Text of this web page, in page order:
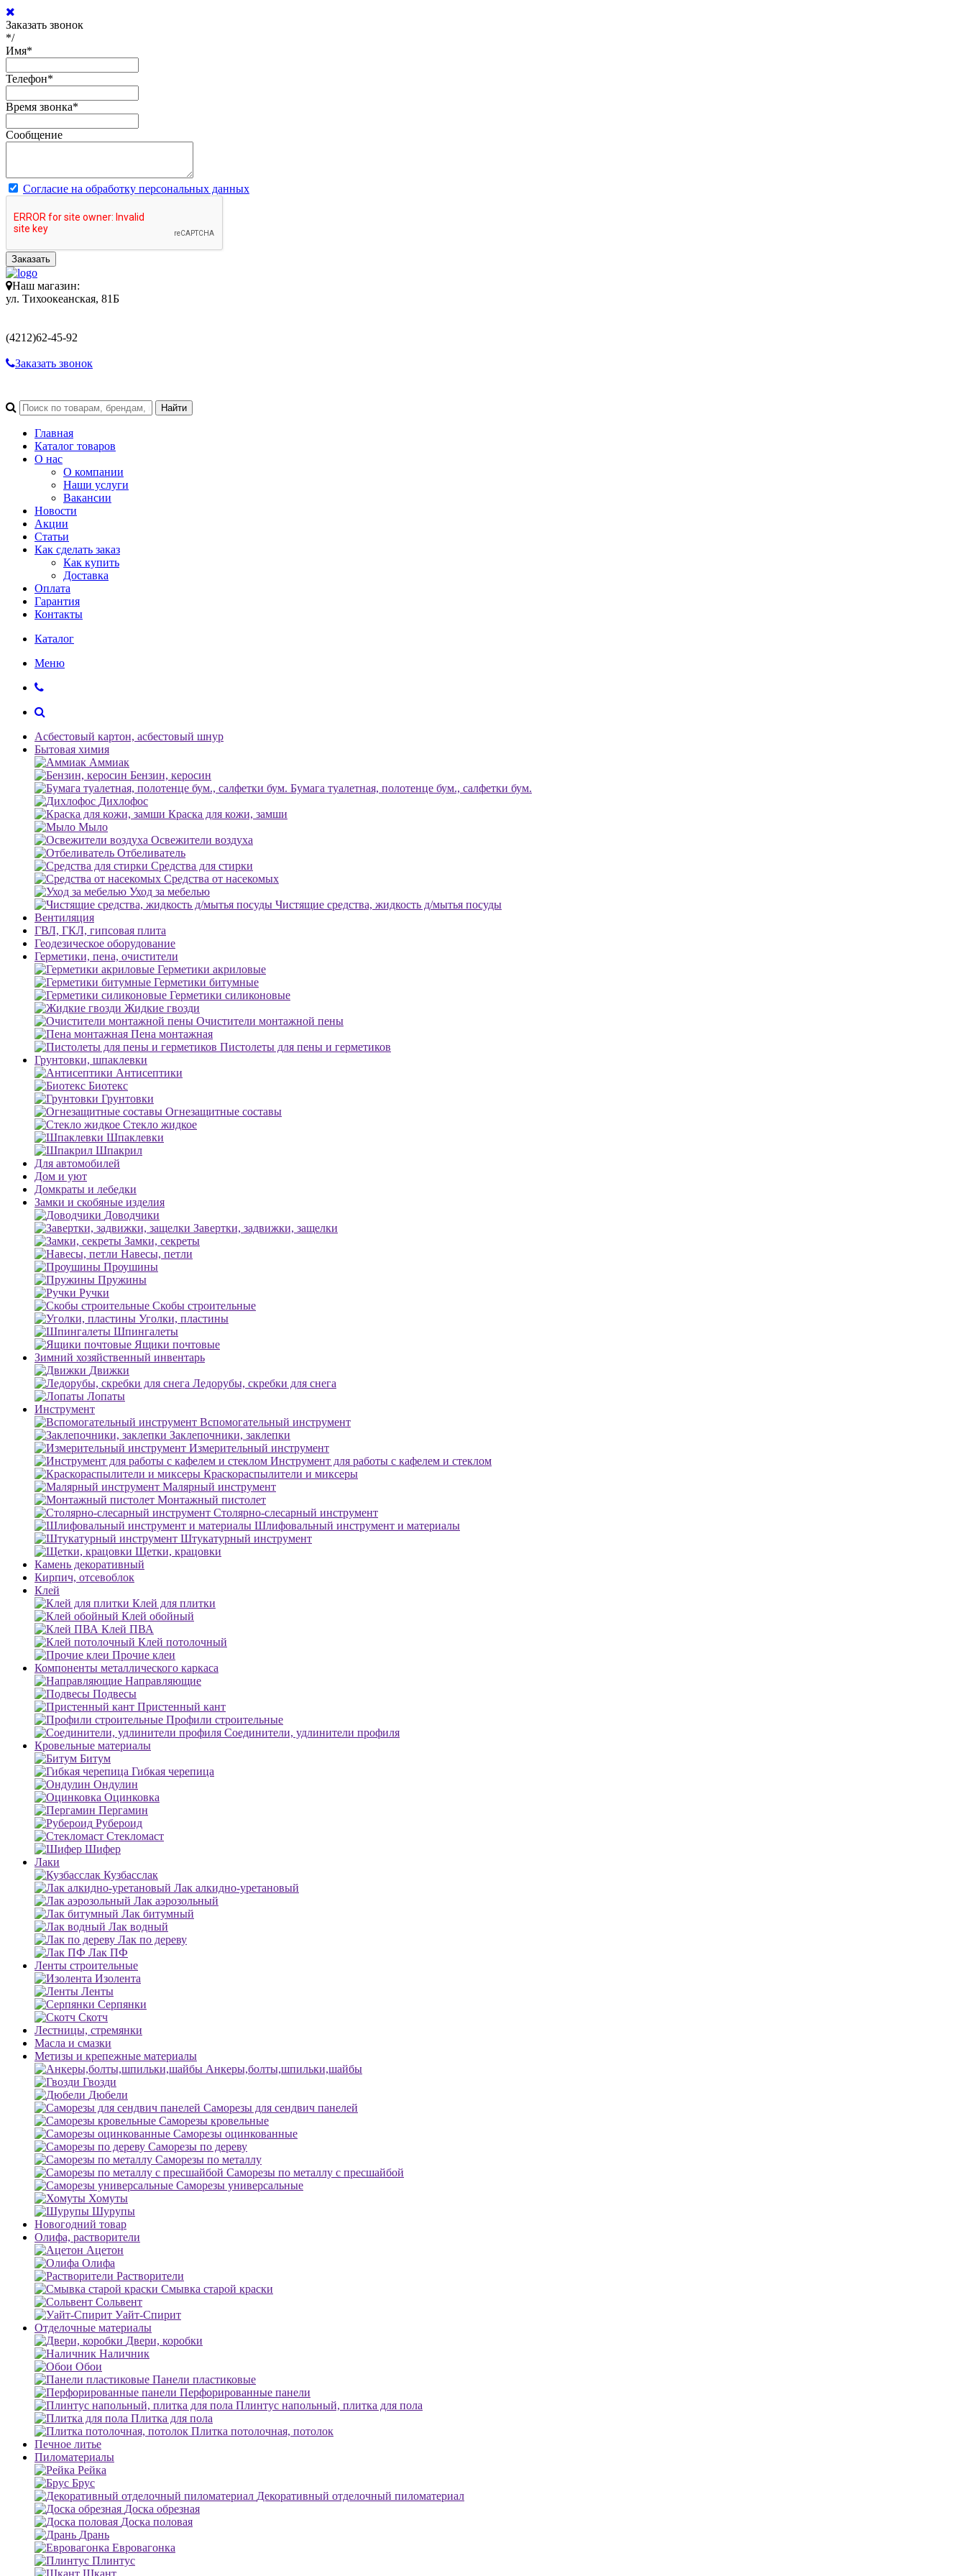
Заказать звонок
*/
Имя*
Телефон*
Время звонка*
Сообщение
Согласие на обработку персональных данных
Заказать
Наш магазин:
ул. Тихоокеанская, 81Б
(4212)62-45-92
Заказать звонок
Главная
Каталог товаров
О нас
О компании
Наши услуги
Вакансии
Новости
Акции
Статьи
Как сделать заказ
Как купить
Доставка
Оплата
Гарантия
Контакты
Каталог
Меню
Асбестовый картон, асбестовый шнур
Бытовая химия
Аммиак
Бензин, керосин
Бумага туалетная, полотенце бум., салфетки бум.
Дихлофос
Краска для кожи, замши
Мыло
Освежители воздуха
Отбеливатель
Средства для стирки
Средства от насекомых
Уход за мебелью
Чистящие средства, жидкость д/мытья посуды
Вентиляция
ГВЛ, ГКЛ, гипсовая плита
Геодезическое оборудование
Герметики, пена, очистители
Герметики акриловые
Герметики битумные
Герметики силиконовые
Жидкие гвозди
Очистители монтажной пены
Пена монтажная
Пистолеты для пены и герметиков
Грунтовки, шпаклевки
Антисептики
Биотекс
Грунтовки
Огнезащитные составы
Стекло жидкое
Шпаклевки
Шпакрил
Для автомобилей
Дом и уют
Домкраты и лебедки
Замки и скобяные изделия
Доводчики
Завертки, задвижки, защелки
Замки, секреты
Навесы, петли
Проушины
Пружины
Ручки
Скобы строительные
Уголки, пластины
Шпингалеты
Ящики почтовые
Зимний хозяйственный инвентарь
Движки
Ледорубы, скребки для снега
Лопаты
Инструмент
Вспомогательный инструмент
Заклепочники, заклепки
Измерительный инструмент
Инструмент для работы с кафелем и стеклом
Краскораспылители и миксеры
Малярный инструмент
Монтажный пистолет
Столярно-слесарный инструмент
Шлифовальный инструмент и материалы
Штукатурный инструмент
Щетки, крацовки
Камень декоративный
Кирпич, отсевоблок
Клей
Клей для плитки
Клей обойный
Клей ПВА
Клей потолочный
Прочие клеи
Компоненты металлического каркаса
Направляющие
Подвесы
Пристенный кант
Профили строительные
Соединители, удлинители профиля
Кровельные материалы
Битум
Гибкая черепица
Ондулин
Оцинковка
Пергамин
Рубероид
Стекломаст
Шифер
Лаки
Кузбасслак
Лак алкидно-уретановый
Лак аэрозольный
Лак битумный
Лак водный
Лак по дереву
Лак ПФ
Ленты строительные
Изолента
Ленты
Серпянки
Скотч
Лестницы, стремянки
Масла и смазки
Метизы и крепежные материалы
Анкеры,болты,шпильки,шайбы
Гвозди
Дюбели
Саморезы для сендвич панелей
Саморезы кровельные
Саморезы оцинкованные
Саморезы по дереву
Саморезы по металлу
Саморезы по металлу с пресшайбой
Саморезы универсальные
Хомуты
Шурупы
Новогодний товар
Олифа, растворители
Ацетон
Олифа
Растворители
Смывка старой краски
Сольвент
Уайт-Спирит
Отделочные материалы
Двери, коробки
Наличник
Обои
Панели пластиковые
Перфорированные панели
Плинтус напольный, плитка для пола
Плитка для пола
Плитка потолочная, потолок
Печное литье
Пиломатериалы
Рейка
Брус
Декоративный отделочный пиломатериал
Доска обрезная
Доска половая
Дрань
Евровагонка
Плинтус
Шкант